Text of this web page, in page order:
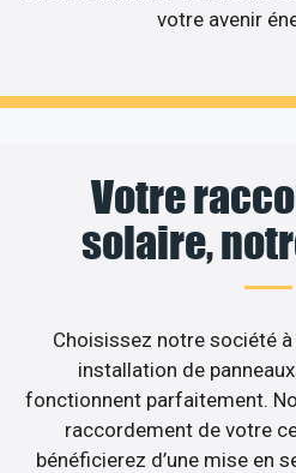
votre avenir
Votre
solaire,
Choisissez notre société
installation de
fonctionnent parfaitement.
raccordement de votre
bénéficierez d’une mise en